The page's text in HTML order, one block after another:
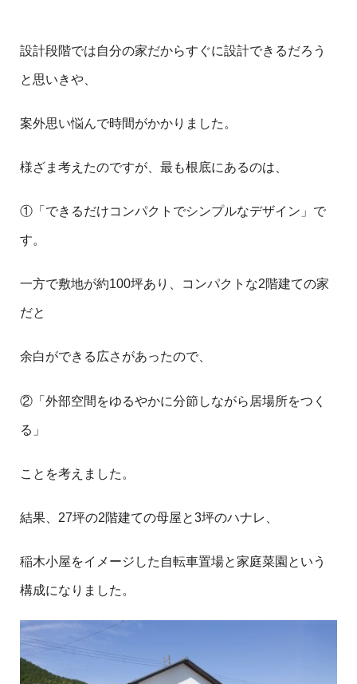
設計段階では自分の家だからすぐに設計できるだろう
と思いきや、
案外思い悩んで時間がかかりました。
様ざま考えたのですが、最も根底にあるのは、
①「できるだけコンパクトでシンプルなデザイン」で
す。
一方で敷地が約100坪あり、コンパクトな2階建ての家
だと
余白ができる広さがあったので、
②「外部空間をゆるやかに分節しながら居場所をつく
る」
ことを考えました。
結果、27坪の2階建ての母屋と3坪のハナレ、
稲木小屋をイメージした自転車置場と家庭菜園という
構成になりました。